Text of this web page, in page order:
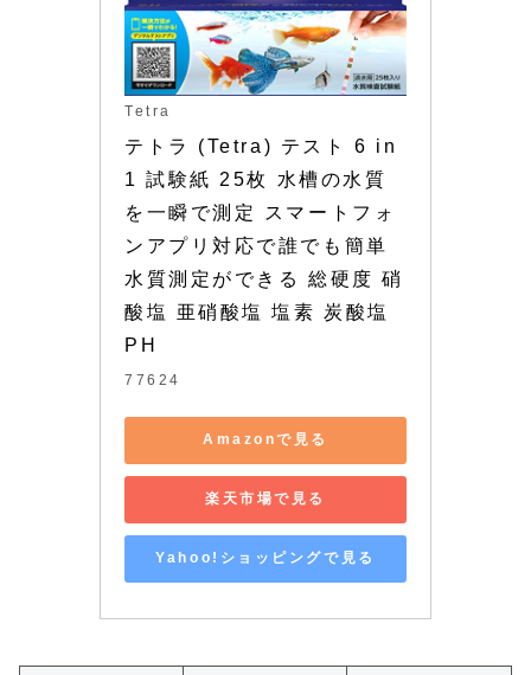
Tetra
テトラ (Tetra) テスト 6 in
1 試験紙 25枚 水槽の水質
を一瞬で測定 スマートフォ
ンアプリ対応で誰でも簡単
水質測定ができる 総硬度 硝
酸塩 亜硝酸塩 塩素 炭酸塩
PH
77624
Amazonで見る
楽天市場で見る
Yahoo!ショッピングで見る